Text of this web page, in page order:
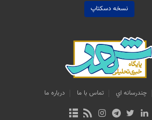
نسخه دسکتاپ
چندرسانه اي تماس با ما درباره ما